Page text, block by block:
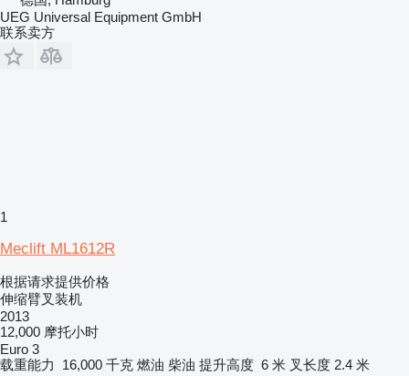
UEG Universal Equipment GmbH
联系卖方
1
Meclift ML1612R
根据请求提供价格
伸缩臂叉装机
2013
12,000 摩托小时
Euro 3
载重能力
16,000 千克 燃油 柴油 提升高度 6 米 叉长度 2.4 米